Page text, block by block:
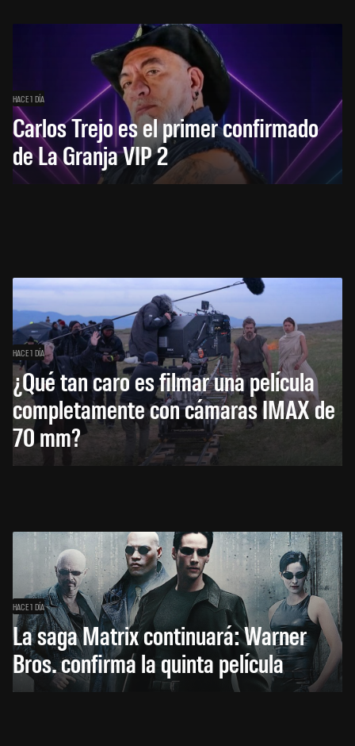
HACE 1 DÍA
Carlos Trejo es el primer confirmado
de La Granja VIP 2
HACE 1 DÍA
¿Qué tan caro es filmar una película
completamente con cámaras IMAX de
70 mm?
HACE 1 DÍA
La saga Matrix continuará: Warner
Bros. confirma la quinta película